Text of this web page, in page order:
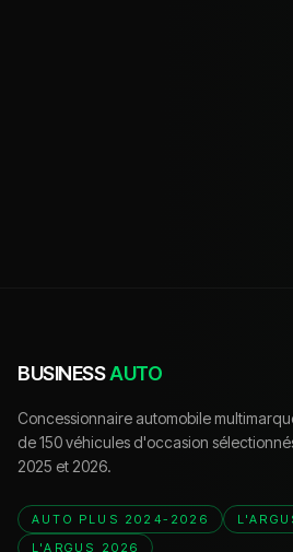
BUSINESSAUTO
Concessionnaire automobile
de 150 véhicules d'occasion
2025 et 2026.
AUTO PLUS 2024-2026
L'ARGUS 2026